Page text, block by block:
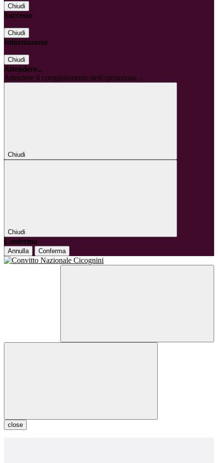
Chiudi
Successo
Chiudi
Informazione
Chiudi
Attendere...
Attendere il completamento dell'operazione...
Chiudi
Chiudi
Conferma
Annulla Conferma
close